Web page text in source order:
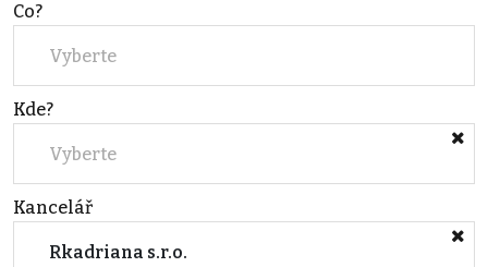
Co?
Vyberte
Kde?
Vyberte
Kancelář
Rkadriana s.r.o.